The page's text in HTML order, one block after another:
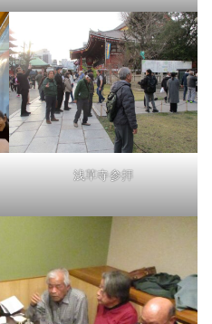
浅草寺参拝